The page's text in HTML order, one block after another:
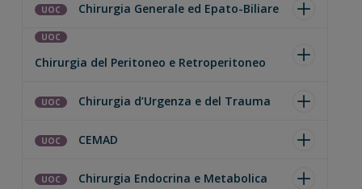
UOC Chirurgia Generale ed Epato-Biliare
UOC
Chirurgia del Peritoneo e Retroperitoneo
UOC Chirurgia d’Urgenza e del Trauma
UOC CEMAD
UOC Chirurgia Endocrina e Metabolica